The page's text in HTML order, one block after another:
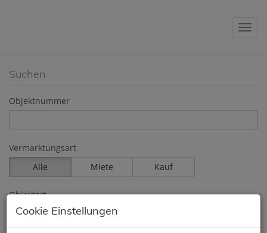
Suchen
Objektnummer
Vermarktungsart
Alle
Miete Kauf
Objektart
Cookie Einstellungen